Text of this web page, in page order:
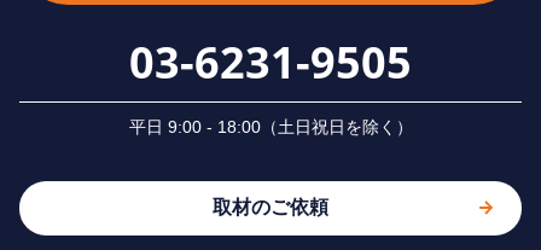
03-6231-9505
平⽇ 9:00 - 18:00（⼟⽇祝⽇を除く）
取材のご依頼